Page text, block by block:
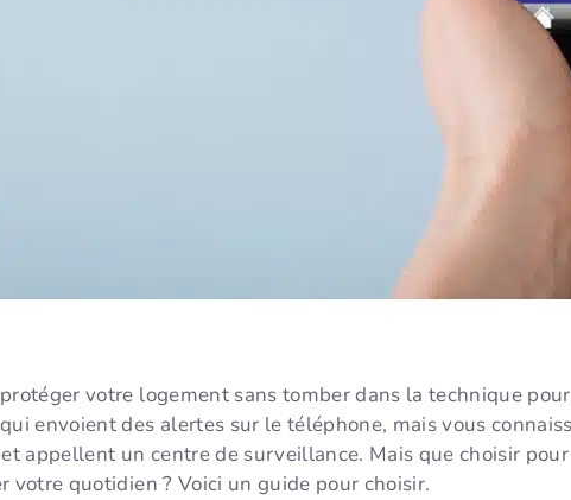
votre logement sans tomber dans la technique
envoient des alertes sur le téléphone, mais vous
appellent un centre de surveillance. Mais que choisir
votre quotidien ? Voici un guide pour choisir.